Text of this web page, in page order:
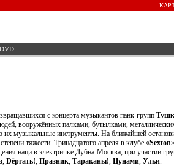
с концерта музыкантов панк-групп
вооружённых палками, бутылками,
их музыкальные инструменты. На ближайшей
тяжести. Тринадцатого апреля в клубе «Sexton»
наци в электричке Дубна-Москва, при участии
, Dёргать!, Празник, Тараканы!, Цунами, Ульи.